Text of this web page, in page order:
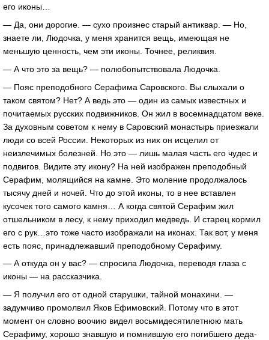
его иконы…
— Да, они дорогие. — сухо произнес старый антиквар. — Но,
знаете ли, Людочка, у меня хранится вещь, имеющая не
меньшую ценность, чем эти иконы. Точнее, реликвия.
— А что это за вещь? — полюбопытствовала Людочка.
— Пояс преподобного Серафима Саровского. Вы слыхали о
таком святом? Нет? А ведь это — один из самых известных и
почитаемых русских подвижников. Он жил в восемнадцатом веке.
За духовным советом к нему в Саровский монастырь приезжали
люди со всей России. Некоторых из них он исцелил от
неизлечимых болезней. Но это — лишь малая часть его чудес и
подвигов. Видите эту икону? На ней изображен преподобный
Серафим, молящийся на камне. Это моление продолжалось
тысячу дней и ночей. Что до этой иконы, то в нее вставлен
кусочек того самого камня… А когда святой Серафим жил
отшельником в лесу, к нему приходил медведь. И старец кормил
его с рук…это тоже часто изображали на иконах. Так вот, у меня
есть пояс, принадлежавший преподобному Серафиму.
— А откуда он у вас? — спросила Людочка, переводя глаза с
иконы — на рассказчика.
— Я получил его от одной старушки, тайной монахини. —
задумчиво промолвил Яков Ефимовский. Потому что в этот
момент он словно воочию видел восьмидесятилетнюю мать
Серафиму, хорошо знавшую и помнившую его погибшего деда-